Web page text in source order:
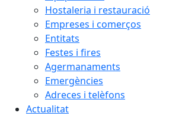
Hostaleria i restauració
Empreses i comerços
Entitats
Festes i fires
Agermanaments
Emergències
Adreces i telèfons
Actualitat